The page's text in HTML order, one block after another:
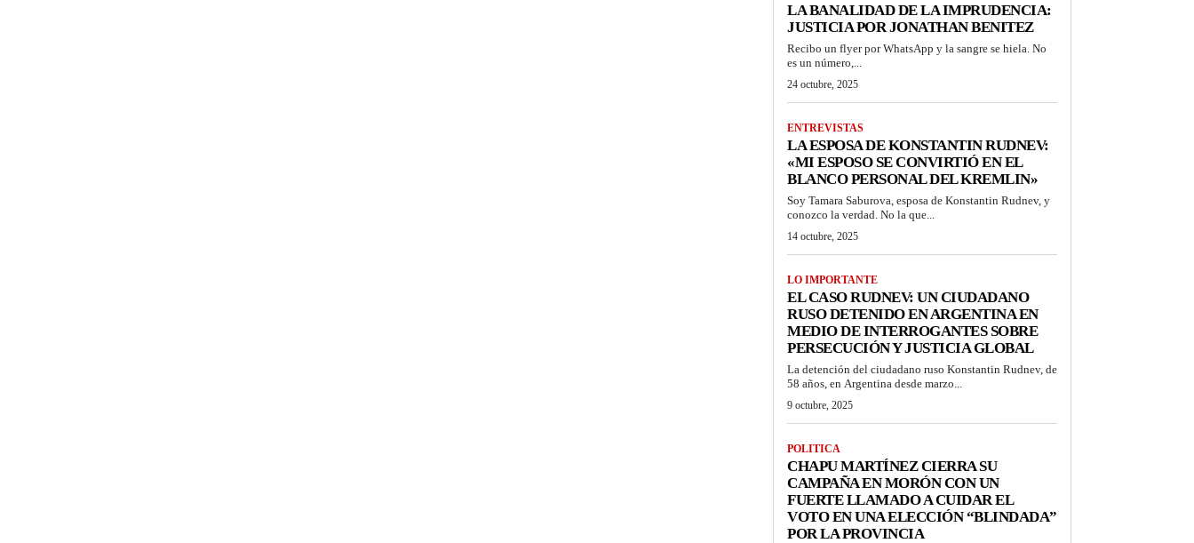
LA BANALIDAD DE LA IMPRUDENCIA:
JUSTICIA POR JONATHAN BENITEZ
Recibo un flyer por WhatsApp y la sangre se hiela. No
es un número,...
24 octubre, 2025
ENTREVISTAS
LA ESPOSA DE KONSTANTIN RUDNEV:
«MI ESPOSO SE CONVIRTIÓ EN EL
BLANCO PERSONAL DEL KREMLIN»
Soy Tamara Saburova, esposa de Konstantin Rudnev, y
conozco la verdad. No la que...
14 octubre, 2025
LO IMPORTANTE
EL CASO RUDNEV: UN CIUDADANO
RUSO DETENIDO EN ARGENTINA EN
MEDIO DE INTERROGANTES SOBRE
PERSECUCIÓN Y JUSTICIA GLOBAL
La detención del ciudadano ruso Konstantin Rudnev, de
58 años, en Argentina desde marzo...
9 octubre, 2025
POLITICA
CHAPU MARTÍNEZ CIERRA SU
CAMPAÑA EN MORÓN CON UN
FUERTE LLAMADO A CUIDAR EL
VOTO EN UNA ELECCIÓN “BLINDADA”
POR LA PROVINCIA